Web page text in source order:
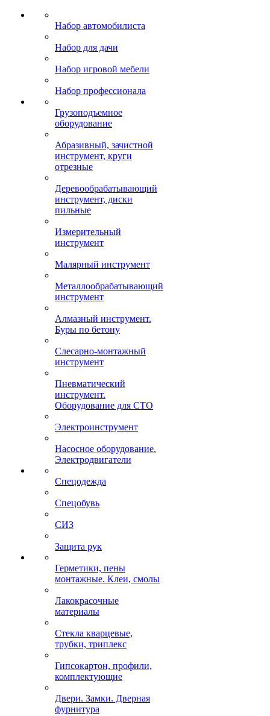
Набор автомобилиста
Набор для дачи
Набор игровой мебели
Набор профессионала
Грузоподъемное
оборудование
Абразивный, зачистной
инструмент, круги
отрезные
Деревообрабатывающий
инструмент, диски
пильные
Измерительный
инструмент
Малярный инструмент
Металлообрабатывающий
инструмент
Алмазный инструмент.
Буры по бетону
Слесарно-монтажный
инструмент
Пневматический
инструмент.
Оборудование для СТО
Электроинструмент
Насосное оборудование.
Электродвигатели
Спецодежда
Спецобувь
СИЗ
Защита рук
Герметики, пены
монтажные. Клеи, смолы
Лакокрасочные
материалы
Стекла кварцевые,
трубки, триплекс
Гипсокартон, профили,
комплектующие
Двери. Замки. Дверная
фурнитура